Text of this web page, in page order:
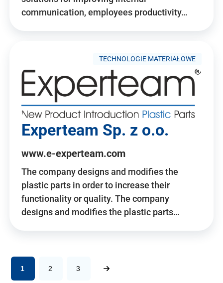
communication, employees productivity…
TECHNOLOGIE MATERIAŁOWE
Experteam Sp. z o.o.
www.e-experteam.com
The company designs and modifies the
plastic parts in order to increase their
functionality or quality. The company
designs and modifies the plastic parts…
1 2 3